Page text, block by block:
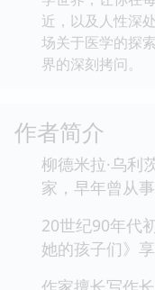
近，以及人性深
场关于医学的探
界的深刻拷问。
作者简介
柳德米拉·乌利
家，早年曾从
20世纪90年代
她的孩子们》享